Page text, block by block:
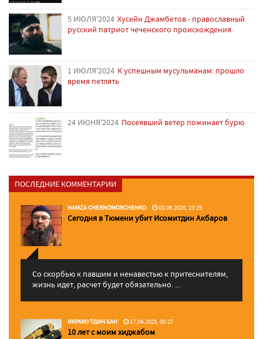
5 ИЮЛЯ'2024 Хусейн Джамбетов - православный
русский патриот чеченского происхождения
1 ИЮЛЯ'2024 К успешным мусульманам: прошло
время петлять
24 ИЮНЯ'2024 Посеявший ветер пожинает бурю
ПОСЛЕДНИЕ КОММЕНТАРИИ
HAMZA CHERNOMORCHENKO 03.06.2026, 23:29
Сегодня в Тюмени убит Исомитдин Акбаров
Со скорбью к павшим и ненавестью к притеснителям,
жизнь идет, расчет будет обязательно. ...
ИКРАМУТДИН ХАН 17.04.2025, 00:27
10 лет с моим хиджабом